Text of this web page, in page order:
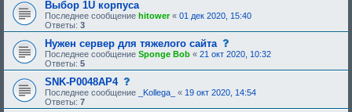
е
и
я
:
е
о
о
б
р
н
и
я
о
р
ю
о
Выбор 1U корпуса
Последнее сообщение hitower« 01 дек 2020, 15:40
Ответы: 3
Нужен сервер для тяжелого сайта
о
о
б
е
н
и
Последнее сообщение Sponge Bob « 21 окт 2020, 10:32
Ответы: 5
SNK-P0048AP4
о
о
б
Последнее сообщение _Kollega_ « 19 окт 2020, 14:54
Ответы: 7